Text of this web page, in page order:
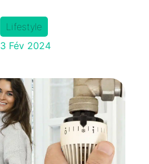
Lifestyle
Fév 2024